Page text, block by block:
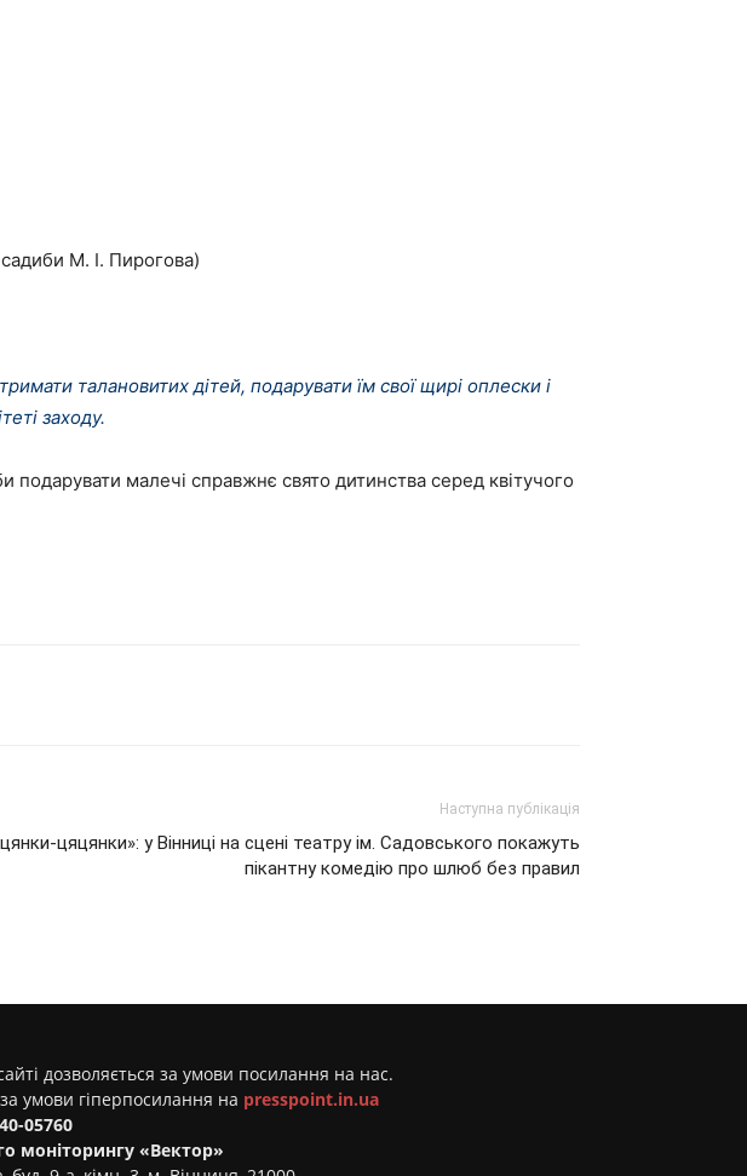
М. І. Пирогова)
талановитих дітей, подарувати їм свої щирі оплески і
заходу.
подарувати малечі справжнє свято дитинства серед квітучого
Наступна публікація
цяцянки»: у Вінниці на сцені театру ім. Садовського покажуть
пікантну комедію про шлюб без правил
дозволяється за умови посилання на нас.
умови гіперпосилання на presspoint.in.ua
05760
моніторингу «Вектор»